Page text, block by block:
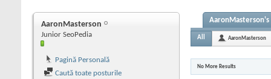
AaronMasterson
Junior SeoPedia
Pagină Personală
Caută toate posturile
All AaronMasterson
No More Results